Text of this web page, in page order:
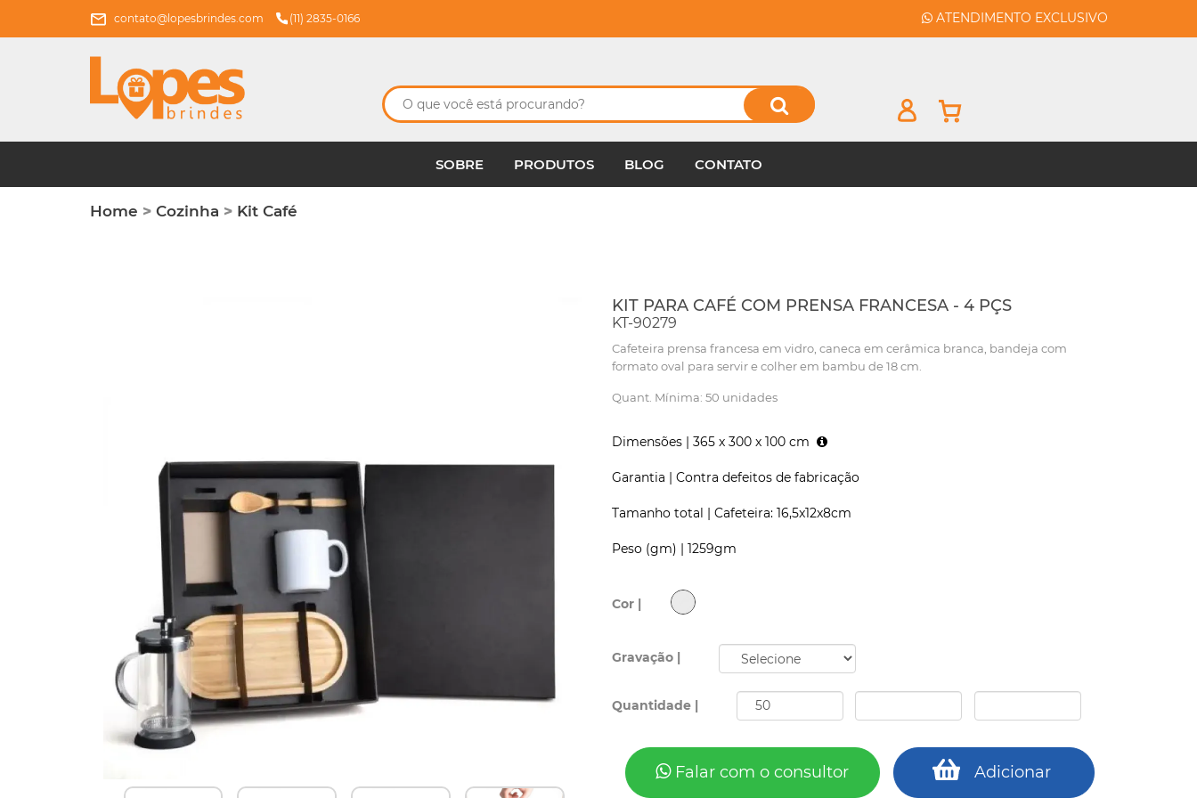
contato@lopesbrindes.com (11) 2835-0166 ATENDIMENTO EXCLUSIVO
SOBRE PRODUTOS BLOG CONTATO
Home > Cozinha > Kit Café
KIT PARA CAFÉ COM PRENSA FRANCESA - 4 PÇS
KT-90279
Cafeteira prensa francesa em vidro, caneca em cerâmica branca, bandeja com
formato oval para servir e colher em bambu de 18 cm.
Quant. Mínima: 50 unidades
Dimensões | 365 x 300 x 100 cm
Garantia | Contra defeitos de fabricação
Tamanho total | Cafeteira: 16,5x12x8cm
Peso (gm) | 1259gm
Cor |
Gravação |
Quantidade |
Falar com o consultor Adicionar